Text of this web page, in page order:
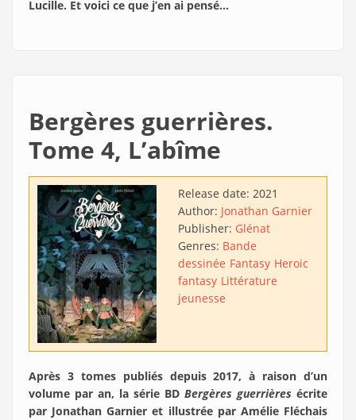
Lucille. Et voici ce que j’en ai pensé…
Bergères guerrières.
Tome 4, L’abîme
Release date: 2021
Author: Jonathan Garnier
Publisher: Glénat
Genres: Bande
dessinée Fantasy Heroic
fantasy Littérature
jeunesse
Après 3 tomes publiés depuis 2017, à raison d’un
volume par an, la série BD Bergères guerrières écrite
par Jonathan Garnier et illustrée par Amélie Fléchais